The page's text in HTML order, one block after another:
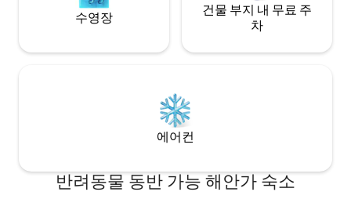
수영장
건물 부지 내 무료 주
차
에어컨
반려동물 동반 가능 해안가 숙소